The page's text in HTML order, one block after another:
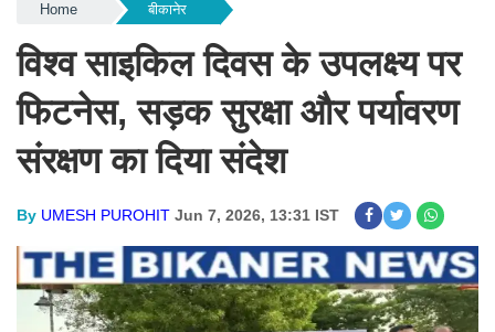
Home बीकानेर
विश्व साइकिल दिवस के उपलक्ष्य पर
फिटनेस, सड़क सुरक्षा और पर्यावरण
संरक्षण का दिया संदेश
By UMESH PUROHIT Jun 7, 2026, 13:31 IST